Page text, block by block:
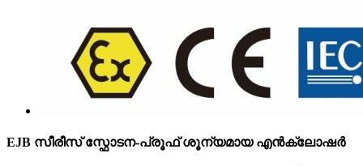
EJB സീരീസ് സ്ഫോടന-പ്രൂഫ് ശൂന്യമായ എൻക്ലോഷർ